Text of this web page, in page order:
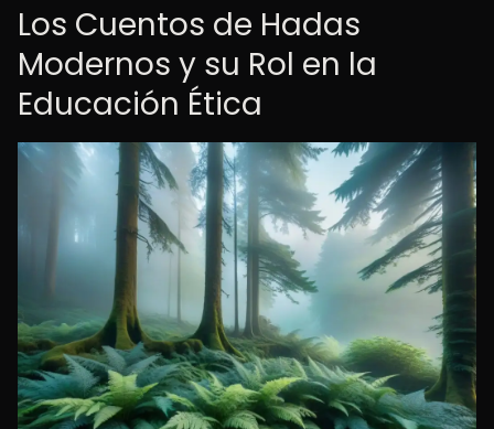
Los Cuentos de Hadas
Modernos y su Rol en la
Educación Ética